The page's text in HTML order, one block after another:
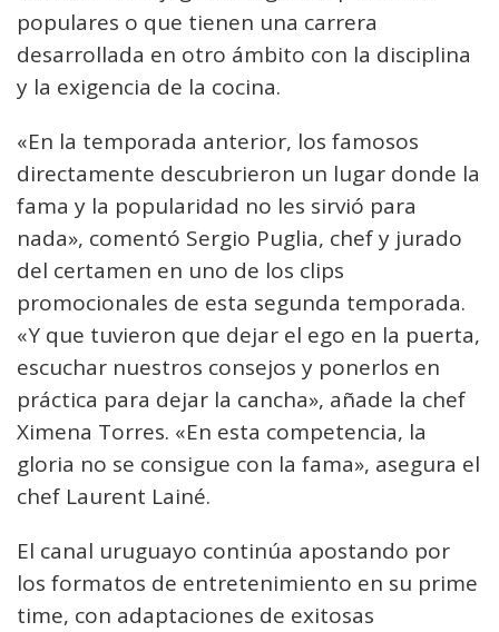
populares o que tienen una carrera
desarrollada en otro ámbito con la disciplina
y la exigencia de la cocina.
«En la temporada anterior, los famosos
directamente descubrieron un lugar donde la
fama y la popularidad no les sirvió para
nada», comentó Sergio Puglia, chef y jurado
del certamen en uno de los clips
promocionales de esta segunda temporada.
«Y que tuvieron que dejar el ego en la puerta,
escuchar nuestros consejos y ponerlos en
práctica para dejar la cancha», añade la chef
Ximena Torres. «En esta competencia, la
gloria no se consigue con la fama», asegura el
chef Laurent Lainé.
El canal uruguayo continúa apostando por
los formatos de entretenimiento en su prime
time, con adaptaciones de exitosas